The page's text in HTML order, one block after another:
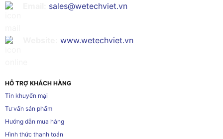
sales@wetechviet.vn
www.wetechviet.vn
HỖ TRỢ KHÁCH HÀNG
Tin khuyến mại
Tư vấn sản phẩm
Hướng dẫn mua hàng
Hình thức thanh toán